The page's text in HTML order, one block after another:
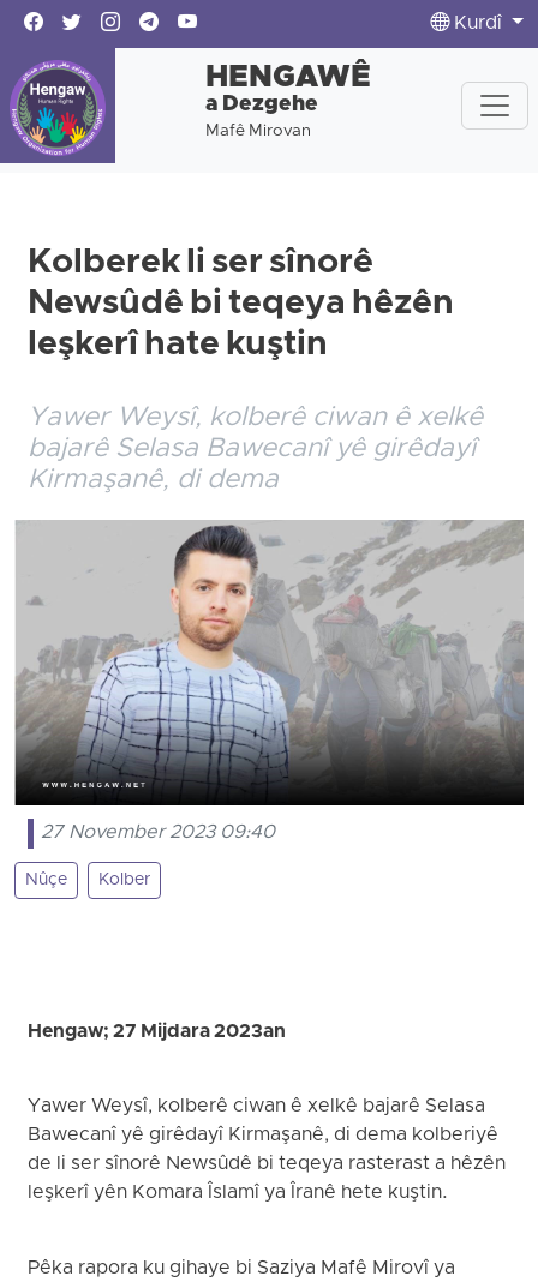
Kurdî
HENGAWÊ
a Dezgehe
Mafê Mirovan
Kolberek li ser sînorê
Newsûdê bi teqeya hêzên
leşkerî hate kuştin
Yawer Weysî, kolberê ciwan ê xelkê
bajarê Selasa Bawecanî yê girêdayî
Kirmaşanê, di dema
27 November 2023 09:40
Nûçe Kolber
Hengaw; 27 Mijdara 2023an
Yawer Weysî, kolberê ciwan ê xelkê bajarê Selasa
Bawecanî yê girêdayî Kirmaşanê, di dema kolberiyê
de li ser sînorê Newsûdê bi teqeya rasterast a hêzên
leşkerî yên Komara Îslamî ya Îranê hete kuştin.
Pêka rapora ku gihaye bi Saziya Mafê Mirovî ya